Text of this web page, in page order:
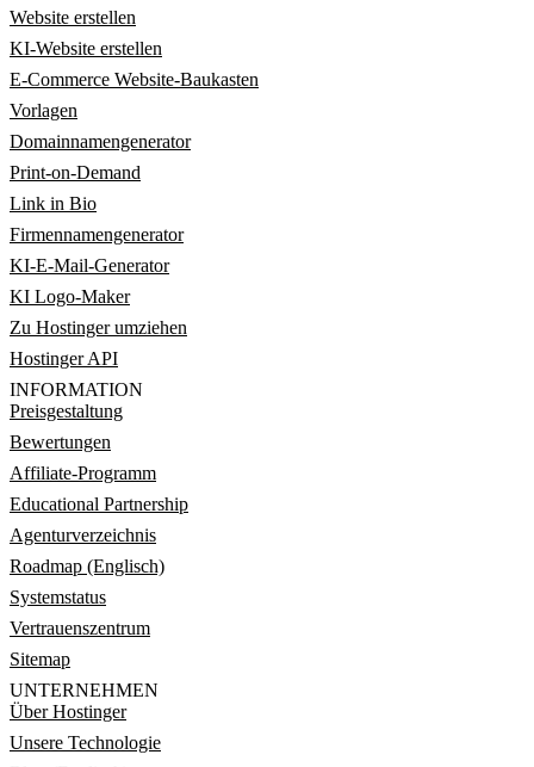
Website erstellen
KI-Website erstellen
E-Commerce Website-Baukasten
Vorlagen
Domainnamengenerator
Print-on-Demand
Link in Bio
Firmennamengenerator
KI-E-Mail-Generator
KI Logo-Maker
Zu Hostinger umziehen
Hostinger API
INFORMATION
Preisgestaltung
Bewertungen
Affiliate-Programm
Educational Partnership
Agenturverzeichnis
Roadmap (Englisch)
Systemstatus
Vertrauenszentrum
Sitemap
UNTERNEHMEN
Über Hostinger
Unsere Technologie